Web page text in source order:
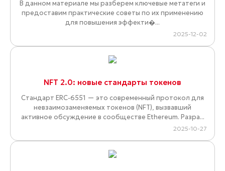
В данном материале мы разберем ключевые метатеги и
предоставим практические советы по их применению
для повышения эффекти�...
2025-12-02
NFT 2.0: новые стандарты токенов
Стандарт ERC-6551 — это современный протокол для
невзаимозаменяемых токенов (NFT), вызвавший
активное обсуждение в сообществе Ethereum. Разра...
2025-10-27